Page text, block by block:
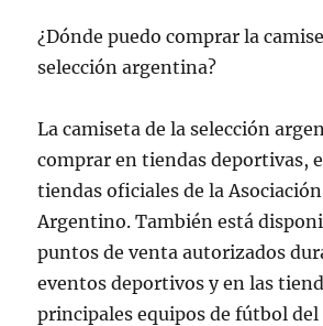
¿Dónde puedo comprar la
selección argentina?
La camiseta de la selección
comprar en tiendas deportivas,
tiendas oficiales de la
Argentino. También está
puntos de venta autorizados
eventos deportivos y en las
principales equipos de fútbol del